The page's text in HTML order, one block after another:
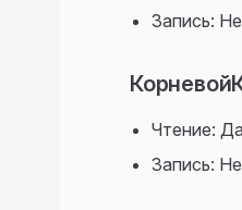
Запись:
Чтение: Да
Запись: